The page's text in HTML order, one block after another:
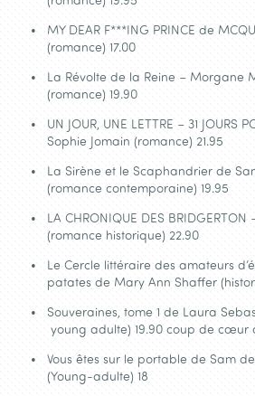
MY DEAR F***ING PRINCE de
(romance) 17.00
La Révolte de la Reine – Morgane
(romance) 19.90
UN JOUR, UNE LETTRE – 31 JOURS
Sophie Jomain (romance) 21.95
La Sirène et le Scaphandrier de
(romance contemporaine) 19.95
LA CHRONIQUE DES BRIDGERTON
(romance historique) 22.90
Le Cercle littéraire des amateurs
patates de Mary Ann Shaffer
Souveraines, tome 1 de Laura
young adulte) 19.90 coup de cœur
Vous êtes sur le portable de Sam
(Young-adulte) 18